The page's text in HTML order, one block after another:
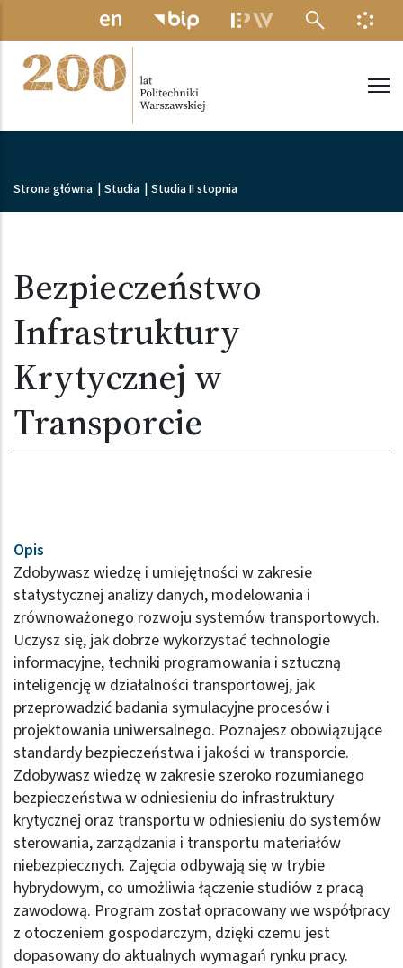
Przejdź do treści
MENU
Ścieżka nawigacyjna
Strona główna Studia Studia II stopnia
Bezpieczeństwo
Infrastruktury
Krytycznej w
Transporcie
Opis
Zdobywasz wiedzę i umiejętności w zakresie
statystycznej analizy danych, modelowania i
zrównoważonego rozwoju systemów transportowych.
Uczysz się, jak dobrze wykorzystać technologie
informacyjne, techniki programowania i sztuczną
inteligencję w działalności transportowej, jak
przeprowadzić badania symulacyjne procesów i
projektowania uniwersalnego. Poznajesz obowiązujące
standardy bezpieczeństwa i jakości w transporcie.
Zdobywasz wiedzę w zakresie szeroko rozumianego
bezpieczeństwa w odniesieniu do infrastruktury
krytycznej oraz transportu w odniesieniu do systemów
sterowania, zarządzania i transportu materiałów
niebezpiecznych. Zajęcia odbywają się w trybie
hybrydowym, co umożliwia łączenie studiów z pracą
zawodową. Program został opracowany we współpracy
z otoczeniem gospodarczym, dzięki czemu jest
dopasowany do aktualnych wymagań rynku pracy.